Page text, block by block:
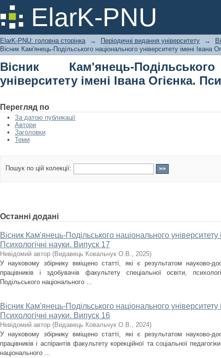
ElarK-PNU
Вісник Кам'янець-Подільського
Огієнка. Психологічні науки
ElarK-PNU: головна сторінка → Періодичні видання університету →
Вісник Кам'янець-Подільського національного університету імені Івана
Вісник Кам'янець-
університету імені Івана Огієнка.
Перегляд по
За датою публикації
Автори
Заголовки
Теми
Пошук по цій колекції:
Останні додані
Вісник Кам'янець-Подільського національного університету
Психологічні науки. Випуск 17
Невідомий автор (Видавець Ковальчук О.В., 2025)
У науковому збірнику вміщено статті, які є результатом науково-
працівників і здобувачів факультету спеціальної освіти,
Подільського національного ...
Вісник Кам'янець-Подільського національного університету
Психологічні науки. Випуск 16
Невідомий автор (Видавець Ковальчук О.В., 2024)
У науковому збірнику вміщено статті, які є результатом науково-
працівників і аспірантів факультету корекційної та соціальної
національного ...